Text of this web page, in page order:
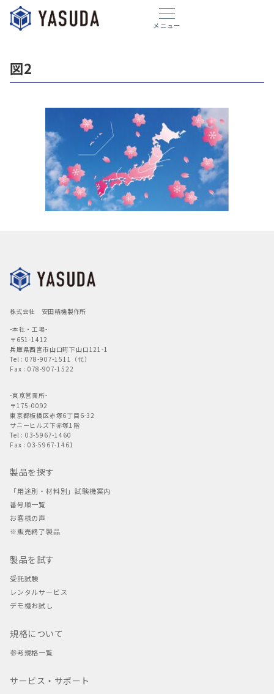
メニュー
図2
株式会社 安田精機製作所
-本社・工場-
〒651-1412
兵庫県西宮市山口町下山口121-1
Tel : 078-907-1511（代）
Fax : 078-907-1522
-東京営業所-
〒175-0092
東京都板橋区赤塚6丁目6-32
サニーヒルズ下赤塚1階
Tel : 03-5967-1460
Fax : 03-5967-1461
製品を探す
「用途別・材料別」試験機案内
番号順一覧
お客様の声
※販売終了製品
製品を試す
受託試験
レンタルサービス
デモ機お試し
規格について
参考規格一覧
サービス・サポート